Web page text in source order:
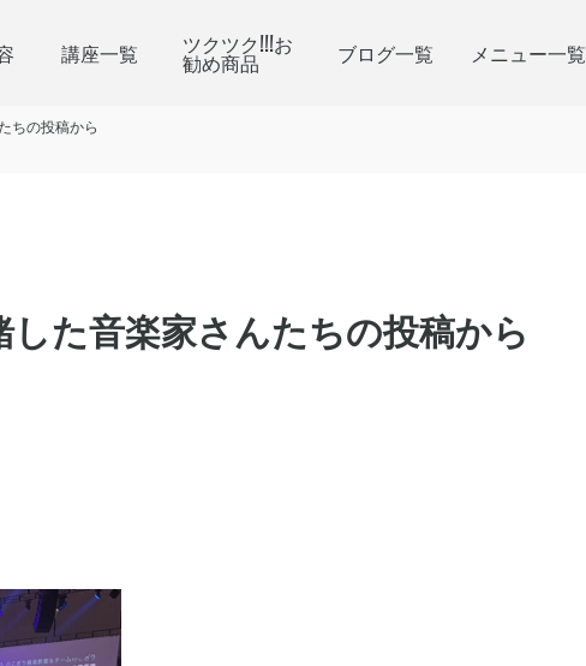
講座一覧 ツクツク!!!お
勧め商品 ブログ一覧 メニュー一覧
ちの投稿から
した音楽家さんたちの投稿から